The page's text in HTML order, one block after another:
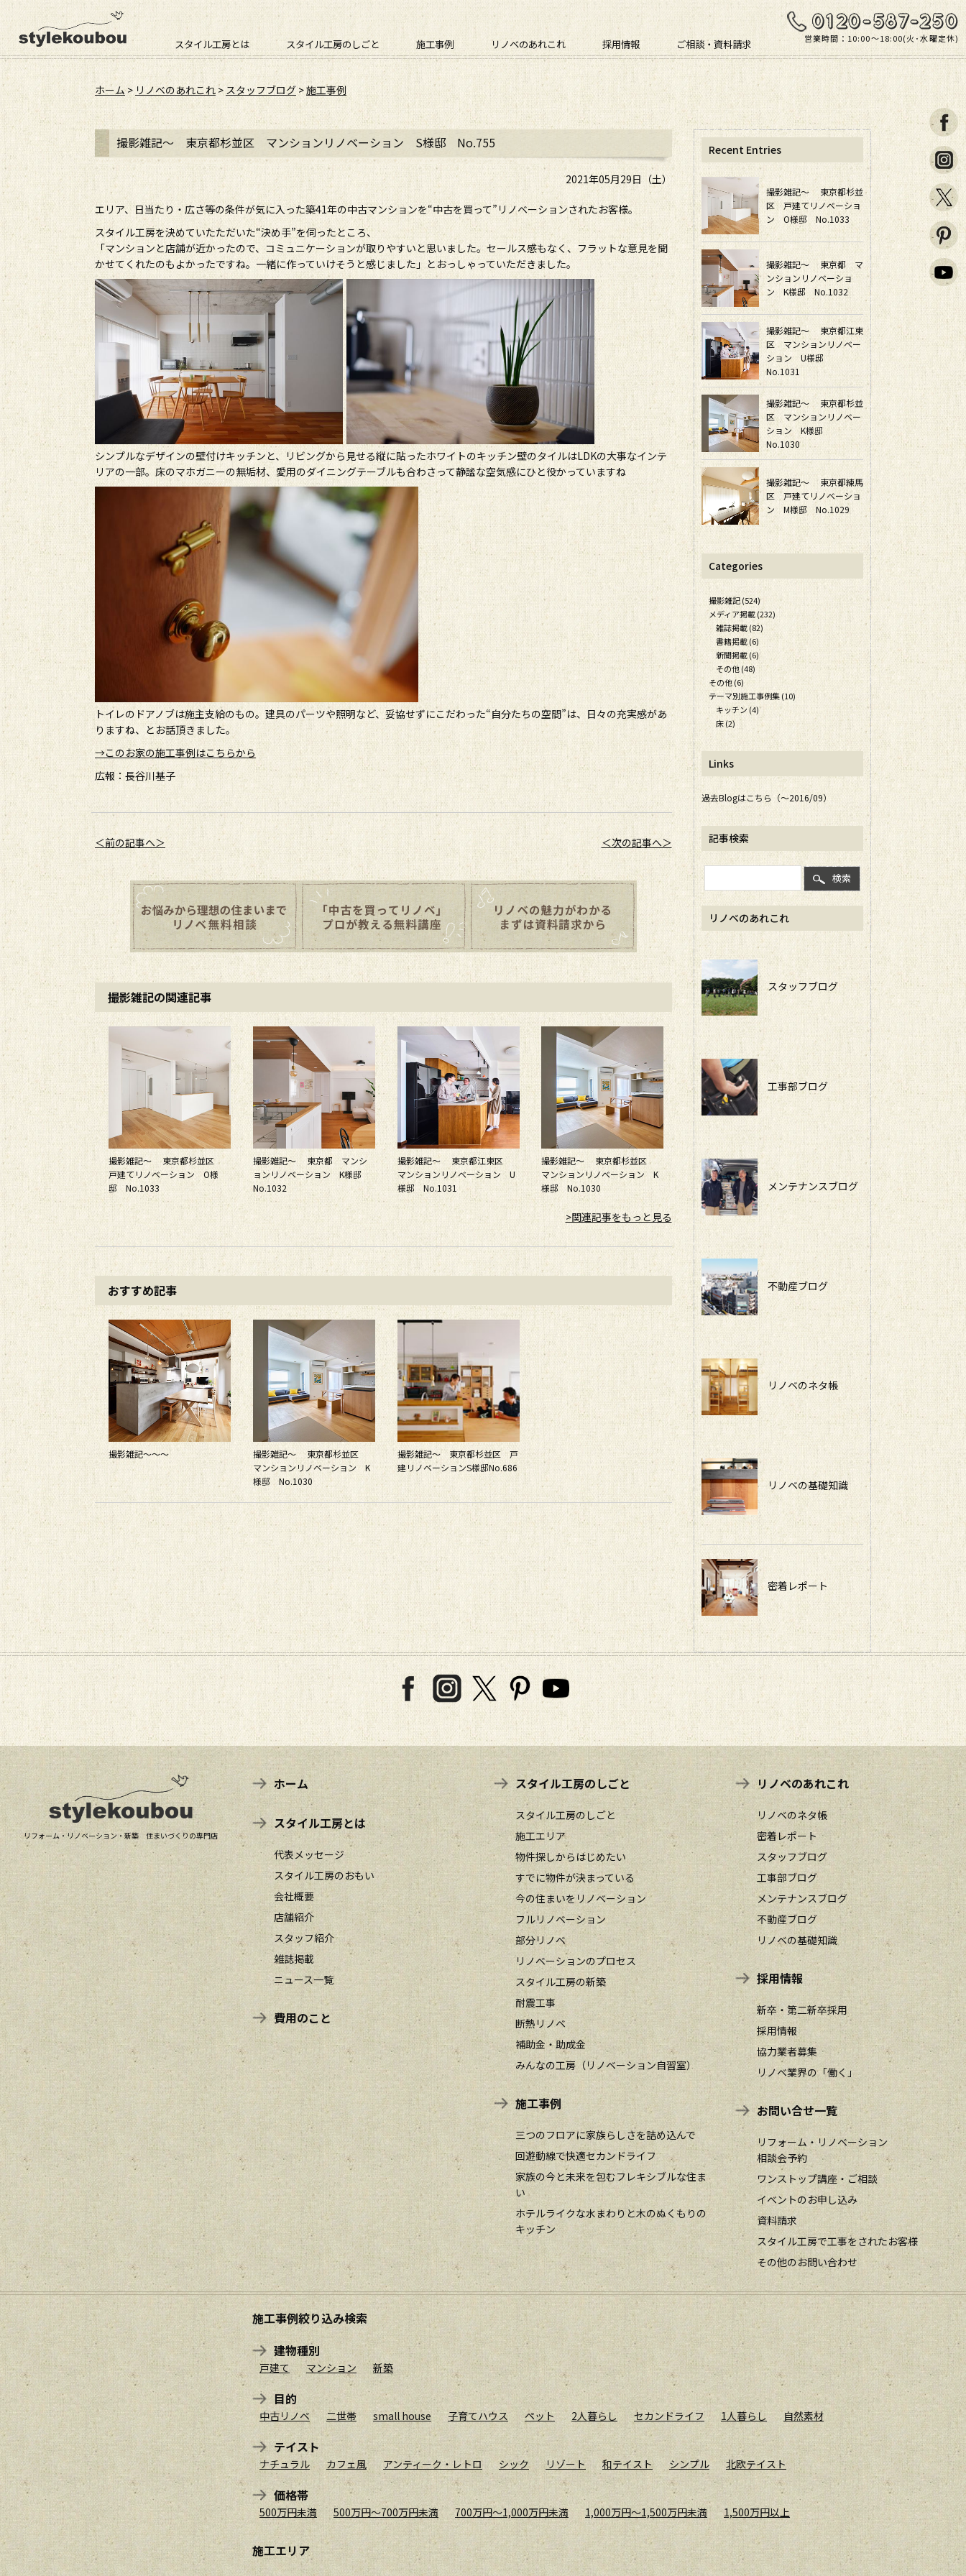
スタイル工房とは スタイル工房のしごと 施工事例 リノベのあれこれ 採用情報 ご相談・資料請求 営業時間：10:00〜18:00(火･水曜定休)
ホーム> リノベのあれこれ >スタッフブログ>施工事例
撮影雑記～ 東京都杉並区 マンションリノベーション S様邸 No.755
2021年05月29日（土）
エリア、日当たり・広さ等の条件が気に入った築41年の中古マンションを“中古を買って”リノベーションされたお客様。
スタイル工房を決めていたただいた“決め手”を伺ったところ、
「マンションと店舗が近かったので、コミュニケーションが取りやすいと思いました。セールス感もなく、フラットな意見を聞
かせてくれたのもよかったですね。一緒に作っていけそうと感じました」とおっしゃっていただきました。
シンプルなデザインの壁付けキッチンと、リビングから見せる縦に貼ったホワイトのキッチン壁のタイルはLDKの大事なインテ
リアの一部。床のマホガニーの無垢材、愛用のダイニングテーブルも合わさって静謐な空気感にひと役かっていますね
トイレのドアノブは施主支給のもの。建具のパーツや照明など、妥協せずにこだわった“自分たちの空間”は、日々の充実感があ
りますね、とお話頂きました。
→このお家の施工事例はこちらから
広報：長谷川基子
＜前の記事へ＞ ＜次の記事へ＞
撮影雑記の関連記事
撮影雑記～ 東京都杉並区
戸建てリノベーション O様
邸 No.1033
撮影雑記～ 東京都 マンシ
ョンリノベーション K様邸
No.1032
撮影雑記～ 東京都江東区
マンションリノベーション U
様邸 No.1031
撮影雑記～ 東京都杉並区
マンションリノベーション K
様邸 No.1030
>関連記事をもっと見る
おすすめ記事
撮影雑記～～～
撮影雑記～ 東京都杉並区
マンションリノベーション K
様邸 No.1030
撮影雑記～ 東京都杉並区 戸
建リノベーションS様邸No.686
Recent Entries
撮影雑記～ 東京都杉並
区 戸建てリノベーショ
ン O様邸 No.1033
撮影雑記～ 東京都 マ
ンションリノベーショ
ン K様邸 No.1032
撮影雑記～ 東京都江東
区 マンションリノベー
ション U様邸
No.1031
撮影雑記～ 東京都杉並
区 マンションリノベー
ション K様邸
No.1030
撮影雑記～ 東京都練馬
区 戸建てリノベーショ
ン M様邸 No.1029
Categories
撮影雑記 (524)
メディア掲載 (232)
雑誌掲載 (82)
書籍掲載 (6)
新聞掲載 (6)
その他 (48)
その他 (6)
テーマ別施工事例集 (10)
キッチン (4)
床 (2)
Links
過去Blogはこちら（～2016/09）
記事検索
検索
リノベのあれこれ
スタッフブログ
工事部ブログ
メンテナンスブログ
不動産ブログ
リノベのネタ帳
リノベの基礎知識
密着レポート
リフォーム・リノベーション・新築 住まいづくりの専門店
ホーム
スタイル工房とは
代表メッセージ
スタイル工房のおもい
会社概要
店舗紹介
スタッフ紹介
雑誌掲載
ニュース一覧
費用のこと
スタイル工房のしごと
スタイル工房のしごと
施工エリア
物件探しからはじめたい
すでに物件が決まっている
今の住まいをリノベーション
フルリノベーション
部分リノベ
リノベーションのプロセス
スタイル工房の新築
耐震工事
断熱リノベ
補助金・助成金
みんなの工房（リノベーション自習室）
施工事例
三つのフロアに家族らしさを詰め込んで
回遊動線で快適セカンドライフ
家族の今と未来を包むフレキシブルな住ま
い
ホテルライクな水まわりと木のぬくもりの
キッチン
リノベのあれこれ
リノベのネタ帳
密着レポート
スタッフブログ
工事部ブログ
メンテナンスブログ
不動産ブログ
リノベの基礎知識
採用情報
新卒・第二新卒採用
採用情報
協力業者募集
リノベ業界の「働く」
お問い合せ一覧
リフォーム・リノベーション
相談会予約
ワンストップ講座・ご相談
イベントのお申し込み
資料請求
スタイル工房で工事をされたお客様
その他のお問い合わせ
施工事例絞り込み検索
建物種別
戸建て マンション 新築
目的
中古リノベ 二世帯 small house 子育てハウス ペット 2人暮らし セカンドライフ 1人暮らし 自然素材
テイスト
ナチュラル カフェ風 アンティーク・レトロ シック リゾート 和テイスト シンプル 北欧テイスト
価格帯
500万円未満 500万円〜700万円未満 700万円〜1,000万円未満 1,000万円〜1,500万円未満 1,500万円以上
施工エリア